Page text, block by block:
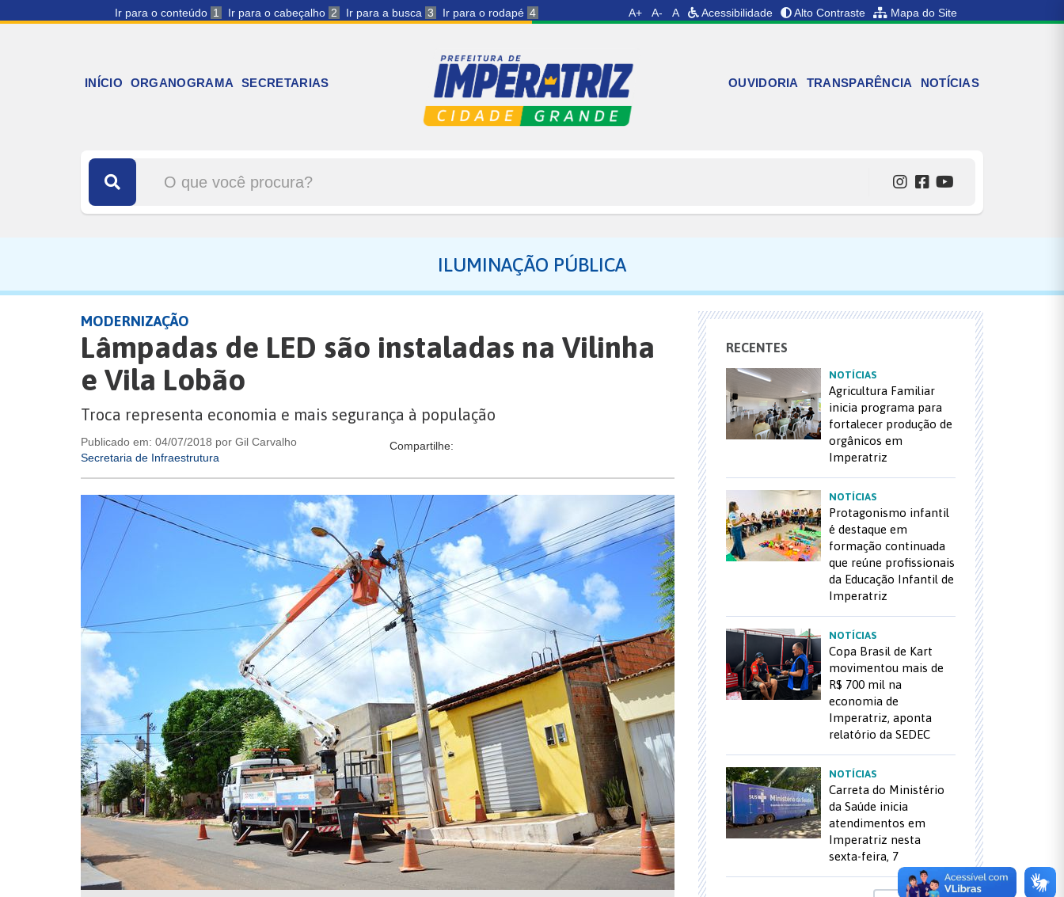
Ir para o conteúdo 1 Ir para o cabeçalho 2 Ir para a busca 3 Ir para o rodapé 4 A+ A- A Acessibilidade Alto Contraste Mapa do Site
INÍCIO ORGANOGRAMA SECRETARIAS OUVIDORIA TRANSPARÊNCIA NOTÍCIAS
ILUMINAÇÃO PÚBLICA
MODERNIZAÇÃO
Lâmpadas de LED são instaladas na Vilinha
e Vila Lobão
Troca representa economia e mais segurança à população
Publicado em: 04/07/2018 por Gil Carvalho
Secretaria de Infraestrutura
Compartilhe:
RECENTES
NOTÍCIAS
Agricultura Familiar
inicia programa para
fortalecer produção de
orgânicos em
Imperatriz
NOTÍCIAS
Protagonismo infantil
é destaque em
formação continuada
que reúne profissionais
da Educação Infantil de
Imperatriz
NOTÍCIAS
Copa Brasil de Kart
movimentou mais de
R$ 700 mil na
economia de
Imperatriz, aponta
relatório da SEDEC
NOTÍCIAS
Carreta do Ministério
da Saúde inicia
atendimentos em
Imperatriz nesta
sexta-feira, 7